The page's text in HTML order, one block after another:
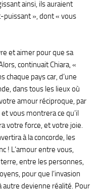
ainsi, ils auraient
», dont « vous
et aimer pour que sa
continuait Chiara, «
chaque pays car, d’une
dans tous les lieux où
amour réciproque, par
vous montrera ce qu’il
votre force, et votre joie.
à la concorde, les
! L’amour entre vous,
entre les personnes,
pour que l’invasion
autre devienne réalité. Pour